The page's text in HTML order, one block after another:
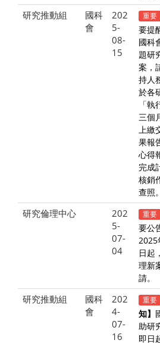
研究推動組
國科
會
202
5-
08-
15
重要
要提
國科
題研
案，
持人
於各
「
三個
上繳
果報
心得
完成
核銷
查照。
研究倫理中心
202
5-
07-
04
重要
要公
2025
日起
理新
請。
研究推動組
國科
會
202
4-
07-
16
重要
知】
助研
即日